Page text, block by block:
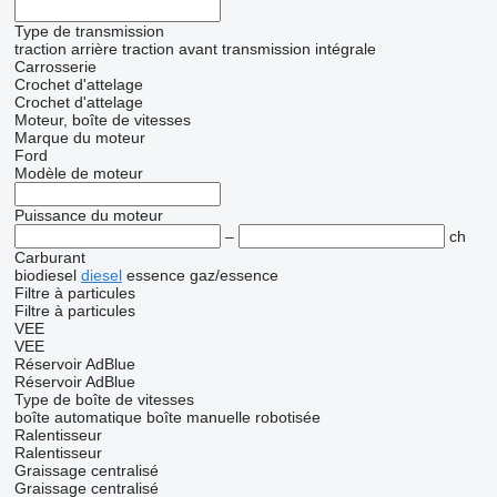
Type de transmission
traction arrière traction avant transmission intégrale
Carrosserie
Crochet d'attelage
Crochet d'attelage
Moteur, boîte de vitesses
Marque du moteur
Ford
Modèle de moteur
Puissance du moteur
–
ch
Carburant
biodiesel diesel essence gaz/essence
Filtre à particules
Filtre à particules
VEE
VEE
Réservoir AdBlue
Réservoir AdBlue
Type de boîte de vitesses
boîte automatique boîte manuelle robotisée
Ralentisseur
Ralentisseur
Graissage centralisé
Graissage centralisé